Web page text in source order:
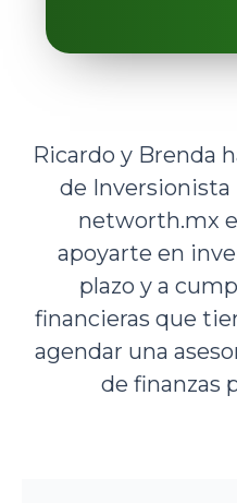
Ricardo y Brenda
de Inversionista
networth.mx
apoyarte en
plazo y a
financieras que
agendar una
de finanzas